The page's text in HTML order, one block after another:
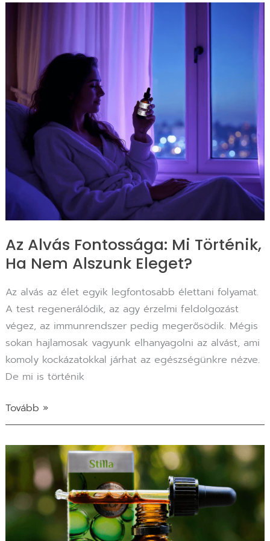
Az Alvás Fontossága: Mi Történik,
Ha Nem Alszunk Eleget?
Az alvás az élet egyik legfontosabb élettani folyamat.
A test regenerálódik, az agy érzelmi feldolgozást
végez, az immunrendszer pedig megerősödik. Mégis
sokan hajlamosak vagyunk elhanyagolni az alvást, ami
komoly kockázatokkal járhat az egészségünkre nézve.
De mi is történik
Történik,
Ha
Nem
Alszunk
Eleget?
Tovább »
Hogyan
támogassuk
immunrendszerünket
télen:
10+1